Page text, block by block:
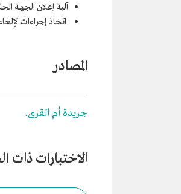
آلية إعلان الجهة
اتخاذ إجراءات
المصادر
جريدة أم القرى.
الاختبارات ذات